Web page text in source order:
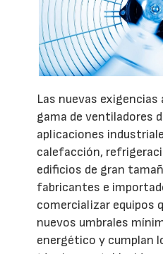
Las nuevas exigencias
gama de ventiladores
aplicaciones
calefacción,
edificios de gran
fabricantes e
comercializar equipos
nuevos umbrales
energético y cumplan